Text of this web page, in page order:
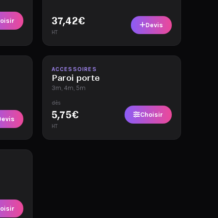
37,42€
HT
Devis
Disponible
ACCESSOIRES
Paroi porte
3m, 4m, 5m
dès
5,75€
HT
Choisir